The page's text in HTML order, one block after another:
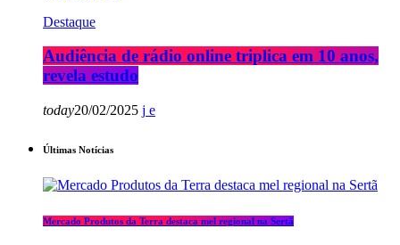
Destaque
Audiência de rádio online triplica em 10 anos,
revela estudo
today20/02/2025
Últimas Notícias
Mercado Produtos da Terra destaca mel regional na Sertã